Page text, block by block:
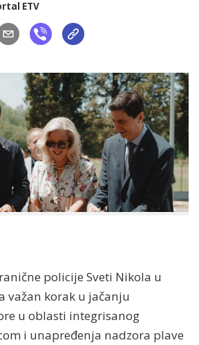
ETV
policije Sveti Nikola u
važan korak u jačanju
u oblasti integrisanog
i unapređenja nadzora plave